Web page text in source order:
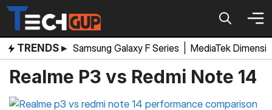
Skip
content
TRENDS ▸ Samsung Galaxy F Series MediaTek
Realme P3 vs Redmi Note 14